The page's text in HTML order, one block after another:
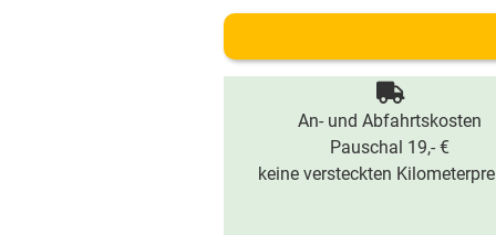
An- und Abfahrtskosten
Pauschal 19,- €
keine versteckten